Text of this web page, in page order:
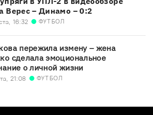
Верес – Динамо – 0:2
16:32 ФУТБОЛ
пережила измену – жена
сделала эмоциональное
о личной жизни
21:08 ФУТБОЛ